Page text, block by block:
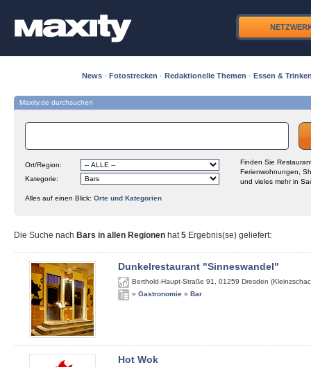
News · Fotostrecken · Redaktionelle Themen · Essen &
Maxity.de durchsuchen
Ort/Region:
Kategorie:
Finden Sie
Ferienwohnungen,
und vieles mehr in
Alles auf einen Blick: Orte und Kategorien
Die Suche nach Bars in allen Regionen hat5 Ergebnis(se) geliefert:
Dunkelrestaurant "Sinneswandel"
Berthold-Haupt-Straße 91 01259 Dresden
» Gastronomie » Bar
Hot Wok